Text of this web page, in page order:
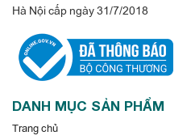
Hà Nội cấp ngày 31/7/2018
DANH MỤC SẢN PHẨM
Trang chủ